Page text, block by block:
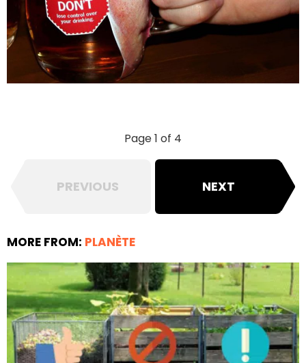
Page 1 of 4
PREVIOUS NEXT
MORE FROM: PLANÈTE